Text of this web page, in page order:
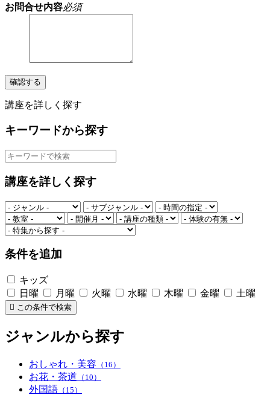
お問合せ内容必須
確認する
講座を詳しく探す
キーワードから探す
講座を詳しく探す
条件を追加
キッズ
日曜
月曜 火曜 水曜 木曜 金曜 土曜
この条件で検索
ジャンルから探す
おしゃれ・美容 （16）
お花・茶道 （10）
外国語 （15）